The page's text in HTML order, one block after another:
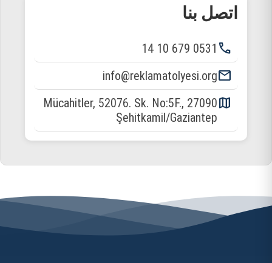
اتصل بنا
phone
0531 679 10 14
email
info@reklamatolyesi.org
map
Mücahitler, 52076. Sk. No:5F., 27090
Şehitkamil/Gaziantep